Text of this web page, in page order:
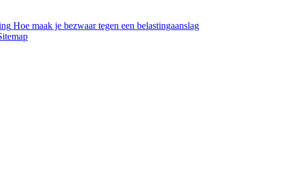
Hoe maak je bezwaar tegen een belastingaanslag